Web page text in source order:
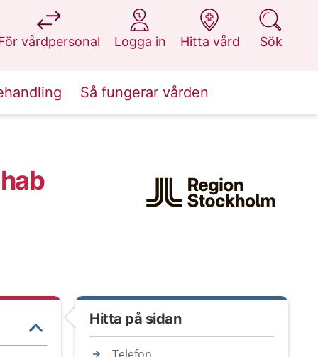
vårdpersonal
på 1177.se
Logga in
på 1177.se
Hitta vård
på 1177.se
Sök
på 1177.se
Så fungerar vården
Hitta på sidan